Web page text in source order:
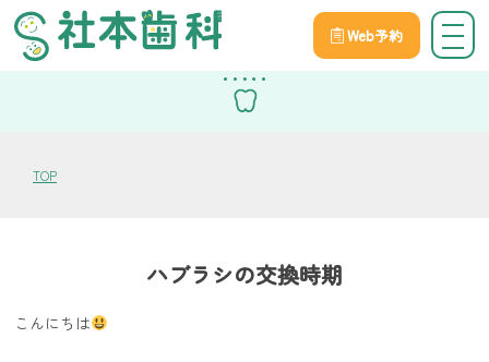
Web予約
スタッフブログ
TOP
ハブラシの交換時期
こんにちは